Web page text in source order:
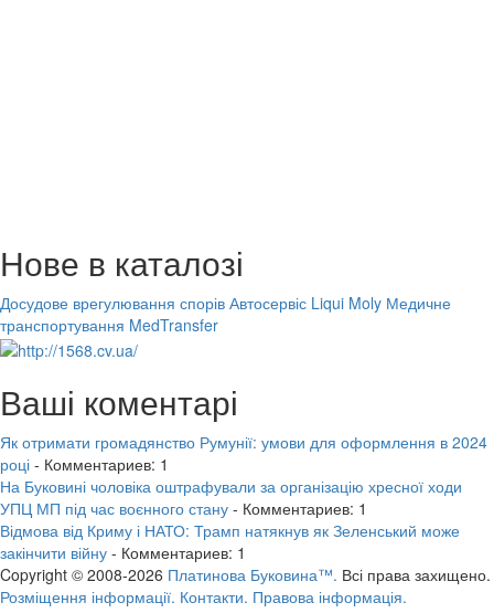
Нове в каталозі
Досудове врегулювання спорів Автосервіс Liqui Moly Медичне
транспортування MedTransfer
Ваші коментарі
Як отримати громадянство Румунії: умови для оформлення в 2024
році - Комментариев: 1
На Буковині чоловіка оштрафували за організацію хресної ходи
УПЦ МП під час воєнного стану - Комментариев: 1
Відмова від Криму і НАТО: Трамп натякнув як Зеленський може
закінчити війну - Комментариев: 1
Copyright © 2008-2026 Платинова Буковина™. Всі права захищено.
Розміщення інформації. Контакти. Правова інформація.